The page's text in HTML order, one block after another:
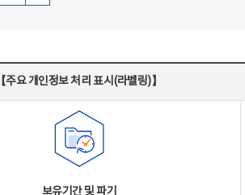
【주요 개인정보 처리 표시(라벨링)】
보유기간 및 파기